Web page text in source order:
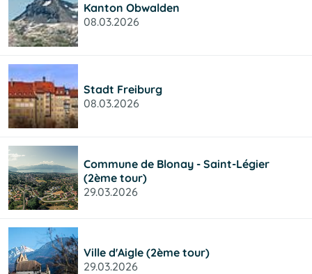
Kanton Obwalden
08.03.2026
Stadt Freiburg
08.03.2026
Commune de Blonay - Saint-Légier
(2ème tour)
29.03.2026
Ville d'Aigle (2ème tour)
29.03.2026